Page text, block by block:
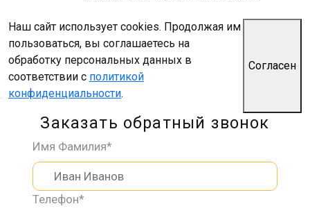
Наш сайт использует cookies. Продолжая им
пользоваться, вы соглашаетесь на
обработку персональных данных в
соответствии с политикой
конфиденциальности.
Согласен
Заказать обратный звонок
Имя Фамилия*
Телефон*